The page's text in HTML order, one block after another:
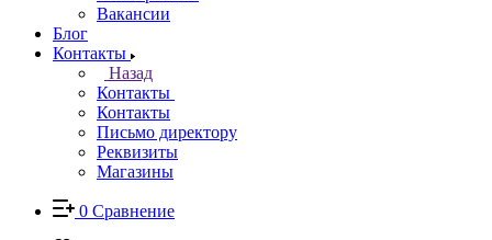
Вакансии
Блог
Контакты
Назад
Контакты
Контакты
Письмо директору
Реквизиты
Магазины
0 Сравнение